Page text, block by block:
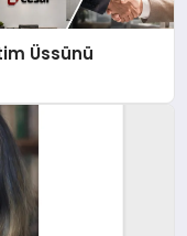
Üssünü